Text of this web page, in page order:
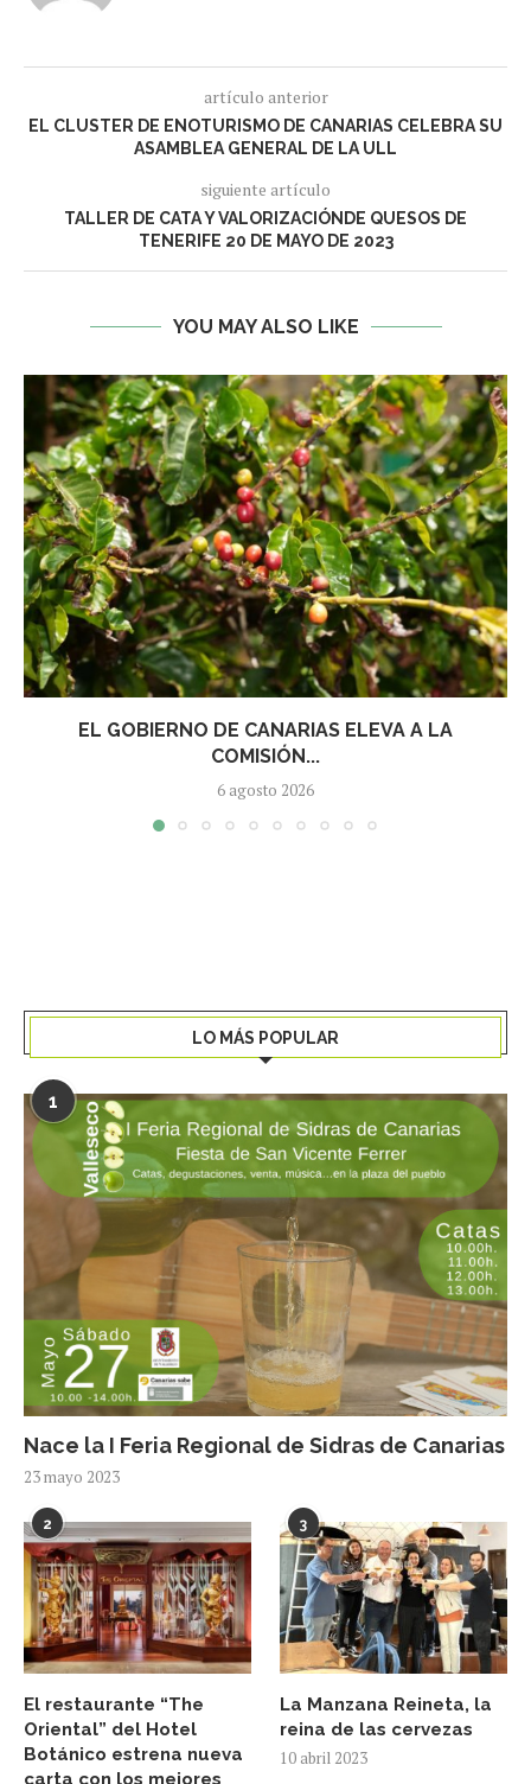
artículo anterior
EL CLUSTER DE ENOTURISMO DE CANARIAS CELEBRA SU
ASAMBLEA GENERAL DE LA ULL
siguiente artículo
TALLER DE CATA Y VALORIZACIÓNDE QUESOS DE
TENERIFE 20 DE MAYO DE 2023
YOU MAY ALSO LIKE
EL GOBIERNO DE CANARIAS ELEVA A LA
COMISIÓN...
6 agosto 2026
LO MÁS POPULAR
1
Nace la I Feria Regional de Sidras de Canarias
23 mayo 2023
2
El restaurante “The
Oriental” del Hotel
Botánico estrena nueva
carta con los mejores
3
La Manzana Reineta, la
reina de las cervezas
10 abril 2023